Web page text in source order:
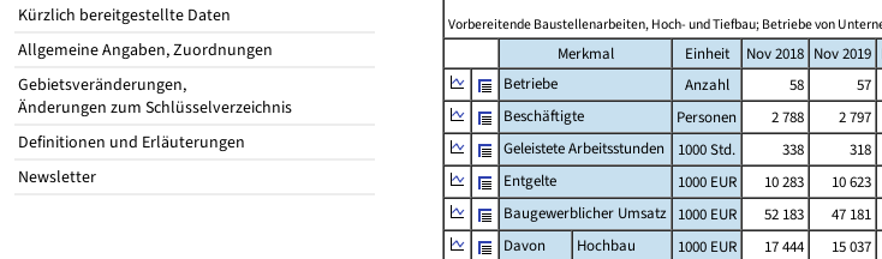
Kürzlich bereitgestellte Daten
Allgemeine Angaben, Zuordnungen
Gebietsveränderungen,
Änderungen zum Schlüsselverzeichnis
Definitionen und Erläuterungen
Newsletter
Vorbereitende Baustellenarbeiten, Hoch- und Tiefbau; Betriebe von
Merkmal Einheit Nov 2018 Nov 2019
Betriebe
Anzahl 58 57
Beschäftigte
Personen 2 788 2 797
Geleistete Arbeitsstunden
1000 Std. 338 318
Entgelte
1000 EUR 10 283 10 623
Baugewerblicher Umsatz 1000 EUR 52 183 47 181
Davon
Hochbau 1000 EUR 17 444 15 037